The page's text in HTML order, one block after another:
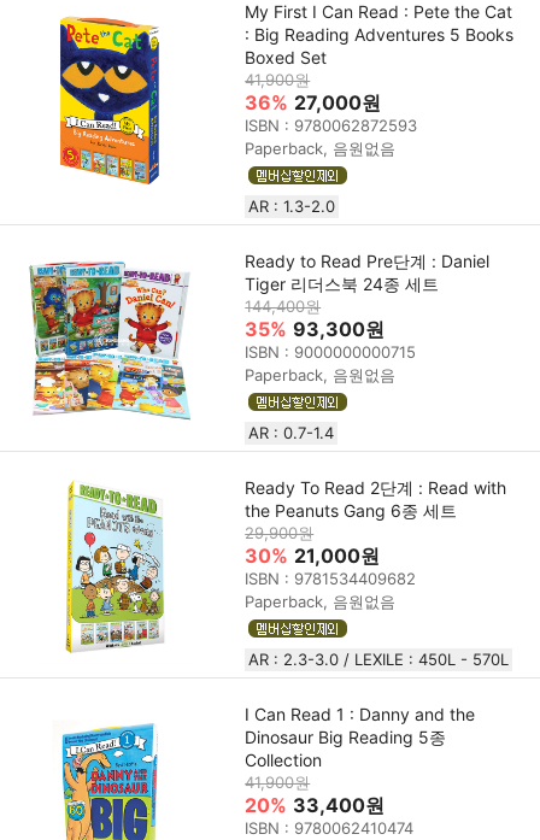
My First I Can Read : Pete the Cat
: Big Reading Adventures 5 Books
Boxed Set
41,900원
36% 27,000원
ISBN : 9780062872593
Paperback, 음원없음
AR : 1.3-2.0
Ready to Read Pre단계 : Daniel
Tiger 리더스북 24종 세트
144,400원
35% 93,300원
ISBN : 9000000000715
Paperback, 음원없음
AR : 0.7-1.4
Ready To Read 2단계 : Read with
the Peanuts Gang 6종 세트
29,900원
30% 21,000원
ISBN : 9781534409682
Paperback, 음원없음
AR : 2.3-3.0 / LEXILE : 450L - 570L
I Can Read 1 : Danny and the
Dinosaur Big Reading 5종
Collection
41,900원
20% 33,400원
ISBN : 9780062410474